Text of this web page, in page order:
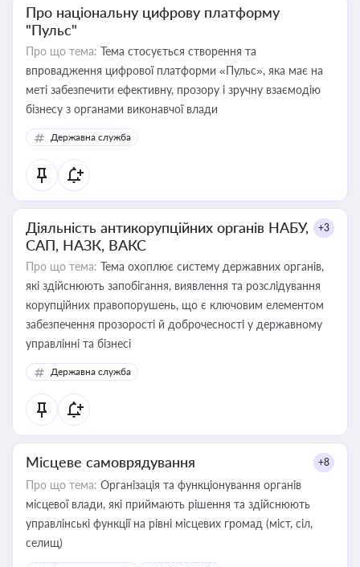
Про національну цифрову платформу
"Пульс"
Про що тема: Тема стосується створення та
впровадження цифрової платформи «Пульс», яка має на
меті забезпечити ефективну, прозору і зручну взаємодію
бізнесу з органами виконавчої влади
Державна служба
Діяльність антикорупційних органів НАБУ,
САП, НАЗК, ВАКС
+3
Про що тема: Тема охоплює систему державних органів,
які здійснюють запобігання, виявлення та розслідування
корупційних правопорушень, що є ключовим елементом
забезпечення прозорості й доброчесності у державному
управлінні та бізнесі
Державна служба
Місцеве самоврядування +8
Про що тема: Організація та функціонування органів
місцевої влади, які приймають рішення та здійснюють
управлінські функції на рівні місцевих громад (міст, сіл,
селищ)